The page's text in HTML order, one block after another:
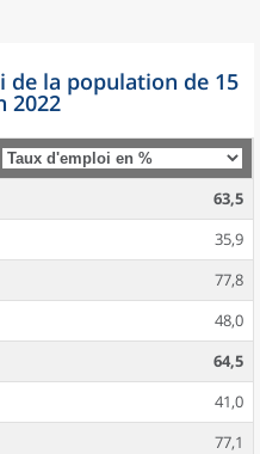
de la population de 15
2022
63,5
35,9
77,8
48,0
64,5
41,0
77,1